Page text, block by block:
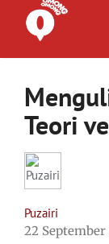
Teori
Puzairi
22 September